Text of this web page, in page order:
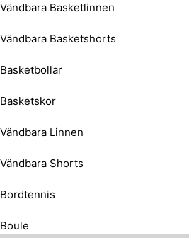
Vändbara Basketlinnen
Vändbara Basketshorts
Basketbollar
Basketskor
Vändbara Linnen
Vändbara Shorts
Bordtennis
Boule